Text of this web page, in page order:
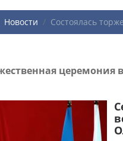
Новости Состоялась